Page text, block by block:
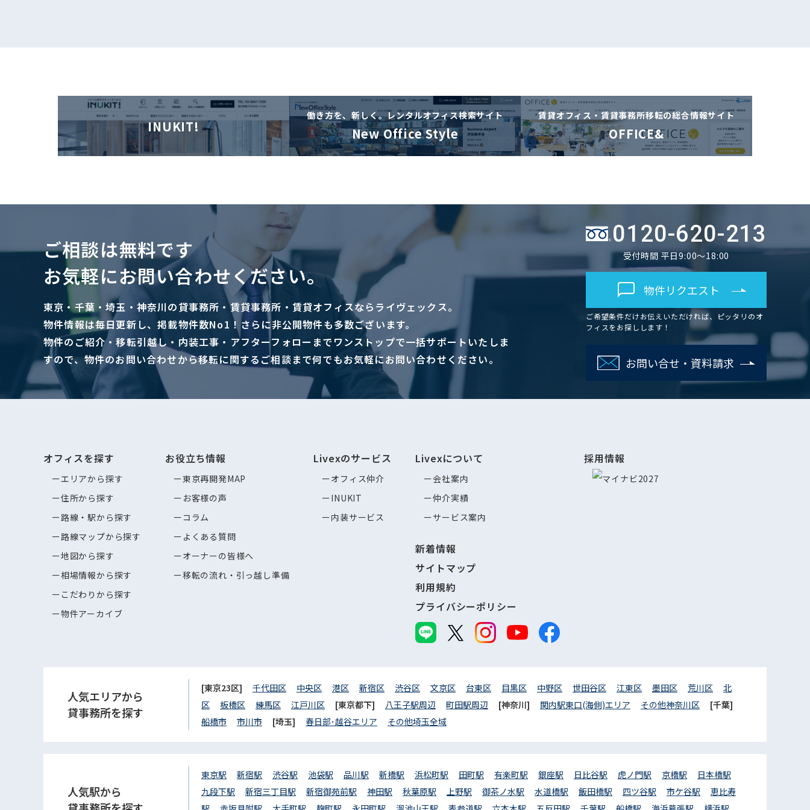
INUKIT!
働き方を、新しく。レンタルオフィス検索サイト
New Office Style
賃貸オフィス・賃貸事務所移転の総合情報サイト
OFFICE&
ご相談は無料です
お気軽にお問い合わせください。
東京・千葉・埼玉・神奈川の貸事務所・賃貸事務所・賃貸オフィスならライヴェックス。
物件情報は毎日更新し、掲載物件数No1！さらに非公開物件も多数ございます。
物件のご紹介・移転引越し・内装工事・アフターフォローまでワンストップで一括サポートいたしま
すので、物件のお問い合わせから移転に関するご相談まで何でもお気軽にお問い合わせください。
0120-620-213
受付時間 平日9:00～18:00
物件リクエスト
ご希望条件だけお伝えいただければ、ピッタリのオ
フィスをお探しします！
お問い合せ・資料請求
オフィスを探す
エリアから探す
住所から探す
路線・駅から探す
路線マップから探す
地図から探す
相場情報から探す
こだわりから探す
物件アーカイブ
お役立ち情報
東京再開発MAP
お客様の声
コラム
よくある質問
オーナーの皆様へ
移転の流れ・引っ越し準備
Livexのサービス
オフィス仲介
INUKIT
内装サービス
Livexについて
会社案内
仲介実績
サービス案内
新着情報
サイトマップ
利用規約
プライバシーポリシー
採用情報
人気エリアから
貸事務所を探す
[東京23区] 千代田区 中央区 港区 新宿区 渋谷区 文京区 台東区 目黒区 中野区 世田谷区 江東区 墨田区 荒川区
北
区
板橋区 練馬区 江戸川区 [東京都下] 八王子駅周辺 町田駅周辺 [神奈川] 関内駅東口(海側)エリア その他神奈川区
[千葉]
船橋市
市川市 [埼玉] 春日部･越谷エリア その他埼玉全域
人気駅から
東京駅 新宿駅 渋谷駅 池袋駅 品川駅 新橋駅 浜松町駅 田町駅 有楽町駅 銀座駅 日比谷駅 虎ノ門駅 京橋駅
日本橋駅
九段下駅
新宿三丁目駅 新宿御苑前駅 神田駅 秋葉原駅 上野駅 御茶ノ水駅 水道橋駅 飯田橋駅 四ツ谷駅 市ケ谷駅
恵比寿